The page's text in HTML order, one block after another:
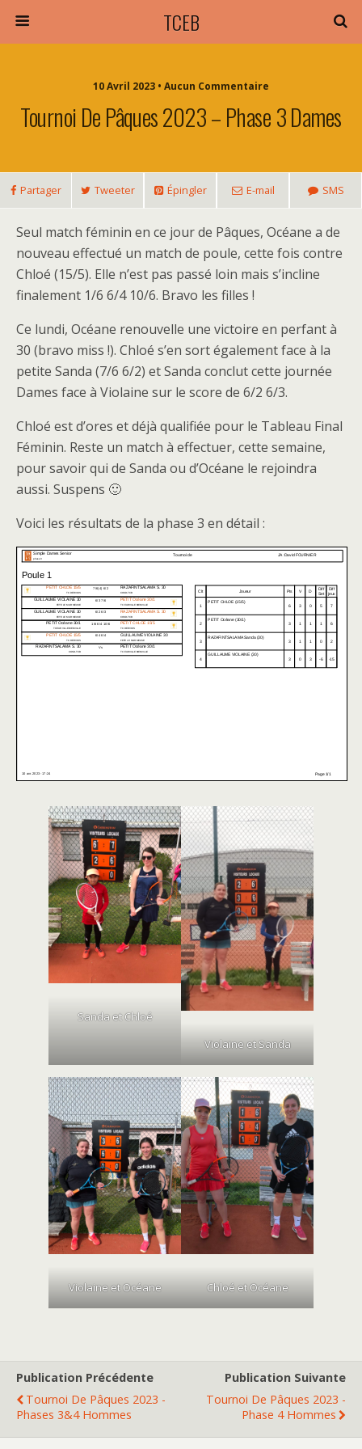
TCEB
10 Avril 2023 • Aucun Commentaire
Tournoi De Pâques 2023 – Phase 3 Dames
Partager Tweeter Épingler E-mail SMS
Seul match féminin en ce jour de Pâques, Océane a de
nouveau effectué un match de poule, cette fois contre
Chloé (15/5). Elle n’est pas passé loin mais s’incline
finalement 1/6 6/4 10/6. Bravo les filles !
Ce lundi, Océane renouvelle une victoire en perfant à
30 (bravo miss !). Chloé s’en sort également face à la
petite Sanda (7/6 6/2) et Sanda conclut cette journée
Dames face à Violaine sur le score de 6/2 6/3.
Chloé est d’ores et déjà qualifiée pour le Tableau Final
Féminin. Reste un match à effectuer, cette semaine,
pour savoir qui de Sanda ou d’Océane le rejoindra
aussi. Suspens 🙂
Voici les résultats de la phase 3 en détail :
Sanda et Chloé
Violaine et Sanda
Violaine et Océane Chloé et Océane
Publication Précédente
Tournoi De Pâques 2023 -
Phases 3&4 Hommes
Publication Suivante
Tournoi De Pâques 2023 -
Phase 4 Hommes